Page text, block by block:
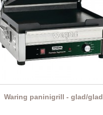
Waring paninigrill - glad/glad